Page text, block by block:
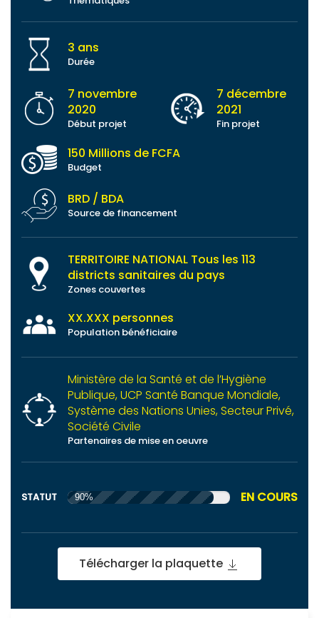
3 ans
Durée
7 novembre
2020
Début projet
7 décembre
2021
Fin projet
150 Millions de FCFA
Budget
BRD / BDA
Source de financement
TERRITOIRE NATIONAL Tous les 113
districts sanitaires du pays
Zones couvertes
XX.XXX personnes
Population bénéficiaire
Ministère de la Santé et de l’Hygiène
Publique, UCP Santé Banque Mondiale,
Système des Nations Unies, Secteur Privé,
Société Civile
Partenaires de mise en oeuvre
STATUT 90% EN COURS
Télécharger la plaquette